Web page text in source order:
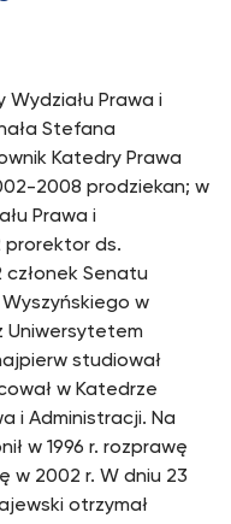
Prawa i
Stefana
Katedry Prawa
2008 prodziekan; w
Prawa i
prorektor ds.
Senatu
w
Uniwersytetem
studiował
w Katedrze
i Administracji. Na
w 1996 r. rozprawę
w 2002 r. W dniu 23
otrzymał